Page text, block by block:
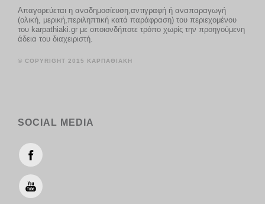
Απαγορεύεται η αναδημοσίευση,αντιγραφή ή αναπαραγωγή
(ολική, μερική,περιληπτική κατά παράφραση) του περιεχομένου
του karpathiaki.gr με οποιονδήποτε τρόπο χωρίς την προηγούμενη
άδεια του διαχειριστή.
© COPYRIGHT 2015 ΚΑΡΠΑΘΙΑΚΗ
SOCIAL MEDIA